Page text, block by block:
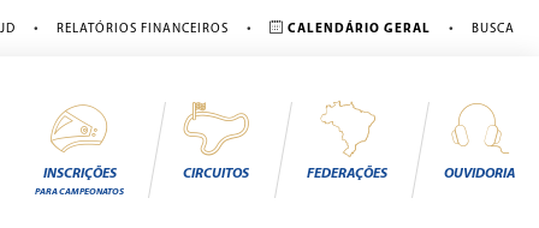
• RELATÓRIOS FINANCEIROS • CALENDÁRIO GERAL • BUSCA
INSCRIÇÕES
PARA CAMPEONATOS
CIRCUITOS FEDERAÇÕES OUVIDORIA